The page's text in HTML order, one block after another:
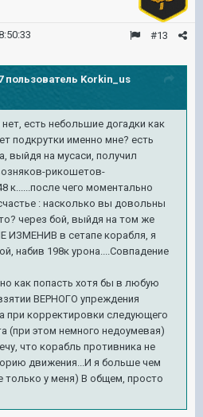
#13
пользователь Korkin_us
есть небольшие догадки как
подкрутки именно мне? есть
выйдя на мусаси, получил
рикошетов-
к......после чего моментально
: насколько вы довольны
через бой, выйдя на том же
ИЗМЕНИВ в сетапе корабля, я
набив 198к урона....Совпадение
как попасть хотя бы в любую
ВЕРНОГО упреждения
корректировки следующего
(при этом немного недоумевая)
что корабль противника не
движения...И я больше чем
только у меня) В общем, просто